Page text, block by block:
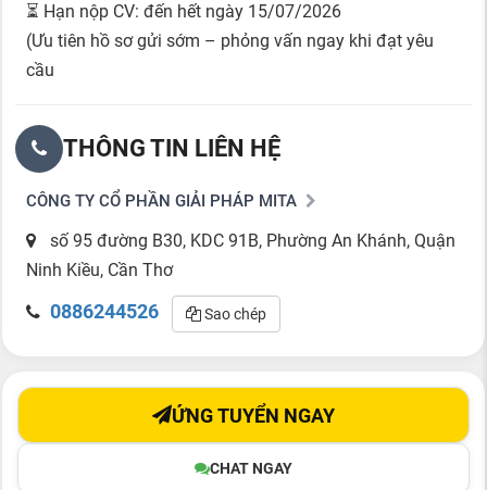
⏳ Hạn nộp CV: đến hết ngày 15/07/2026
(Ưu tiên hồ sơ gửi sớm – phỏng vấn ngay khi đạt yêu
cầu
THÔNG TIN LIÊN HỆ
CÔNG TY CỔ PHẦN GIẢI PHÁP MITA
số 95 đường B30, KDC 91B, Phường An Khánh, Quận
Ninh Kiều, Cần Thơ
0886244526 Sao chép
CHAT NGAY
ỨNG TUYỂN NGAY